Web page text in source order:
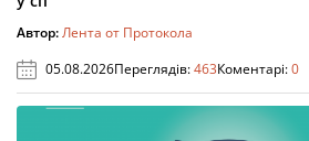
Автор:Лента от Протокола
05.08.2026Переглядів:463Коментарі:0